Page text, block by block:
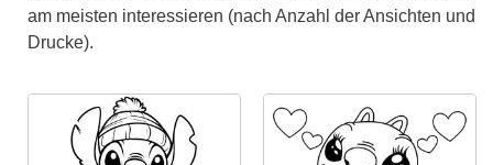
am meisten interessieren (nach Anzahl der Ansichten und
Drucke).